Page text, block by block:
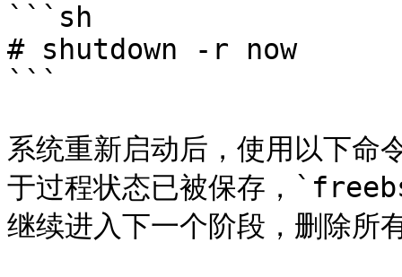
```sh
# shutdown -r now
```
系统重新启动后，使用以下
于过程状态已被保存，
继续进入下一个阶段，删除所